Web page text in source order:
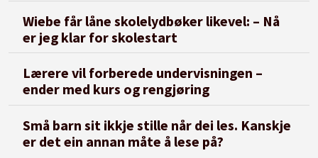
Wiebe får låne skolelydbøker likevel: – Nå
er jeg klar for skolestart
Lærere vil forberede undervisningen –
ender med kurs og rengjøring
Små barn sit ikkje stille når dei les. Kanskje
er det ein annan måte å lese på?